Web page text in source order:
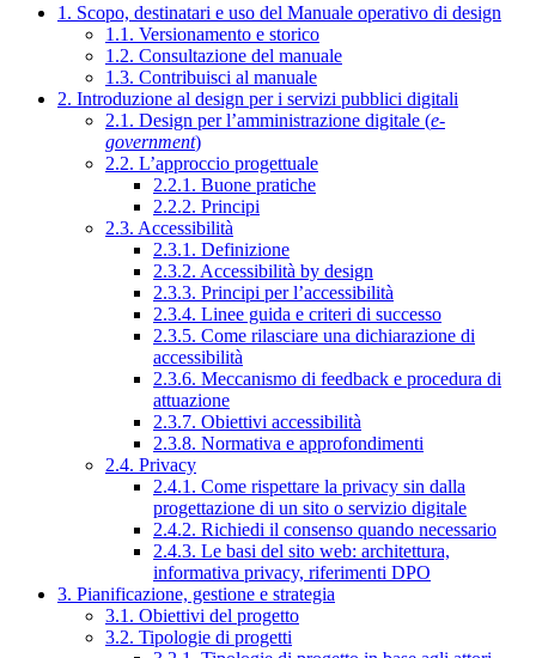
1. Scopo, destinatari e uso del Manuale operativo di design
1.1. Versionamento e storico
1.2. Consultazione del manuale
1.3. Contribuisci al manuale
2. Introduzione al design per i servizi pubblici digitali
2.1. Design per l’amministrazione digitale (e-
government)
2.2. L’approccio progettuale
2.2.1. Buone pratiche
2.2.2. Principi
2.3. Accessibilità
2.3.1. Definizione
2.3.2. Accessibilità by design
2.3.3. Principi per l’accessibilità
2.3.4. Linee guida e criteri di successo
2.3.5. Come rilasciare una dichiarazione di
accessibilità
2.3.6. Meccanismo di feedback e procedura di
attuazione
2.3.7. Obiettivi accessibilità
2.3.8. Normativa e approfondimenti
2.4. Privacy
2.4.1. Come rispettare la privacy sin dalla
progettazione di un sito o servizio digitale
2.4.2. Richiedi il consenso quando necessario
2.4.3. Le basi del sito web: architettura,
informativa privacy, riferimenti DPO
3. Pianificazione, gestione e strategia
3.1. Obiettivi del progetto
3.2. Tipologie di progetti